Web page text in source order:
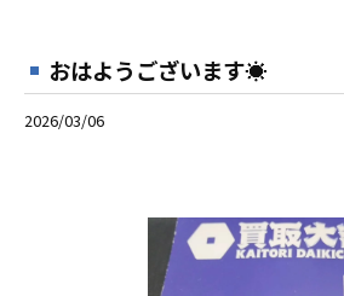
おはようございます☀
2026/03/06